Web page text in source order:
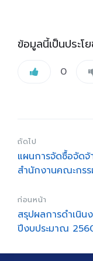
ข้อมูลนี้เป็นประ
0
ถัดไป
แผนการจัดซื้อจัด
สำนักงานคณะกร
ก่อนหน้า
สรุปผลการดำเนิน
ปีงบประมาณ